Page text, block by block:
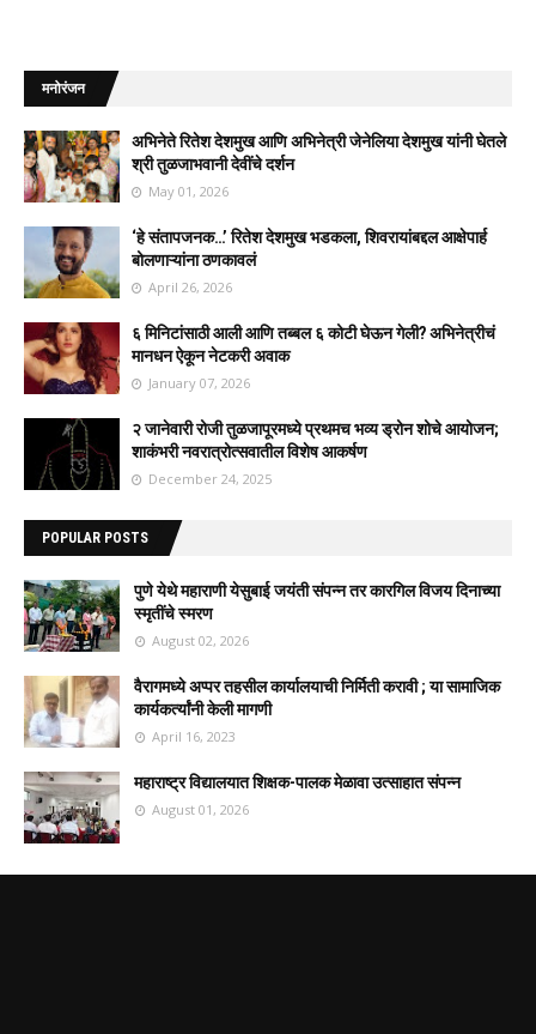
मनोरंजन
अभिनेते रितेश देशमुख आणि अभिनेत्री जेनेलिया देशमुख यांनी घेतले
श्री तुळजाभवानी देवींचे दर्शन
May 01, 2026
‘हे संतापजनक…’ रितेश देशमुख भडकला, शिवरायांबद्दल आक्षेपार्ह
बोलणाऱ्यांना ठणकावलं
April 26, 2026
६ मिनिटांसाठी आली आणि तब्बल ६ कोटी घेऊन गेली? अभिनेत्रीचं
मानधन ऐकून नेटकरी अवाक
January 07, 2026
२ जानेवारी रोजी तुळजापूरमध्ये प्रथमच भव्य ड्रोन शोचे आयोजन;
शाकंभरी नवरात्रोत्सवातील विशेष आकर्षण
December 24, 2025
POPULAR POSTS
पुणे येथे महाराणी येसुबाई जयंती संपन्न तर कारगिल विजय दिनाच्या
स्मृतींचे स्मरण
August 02, 2026
वैरागमध्ये अप्पर तहसील कार्यालयाची निर्मिती करावी ; या सामाजिक
कार्यकर्त्यांनी केली मागणी
April 16, 2023
महाराष्ट्र विद्यालयात शिक्षक-पालक मेळावा उत्साहात संपन्न
August 01, 2026